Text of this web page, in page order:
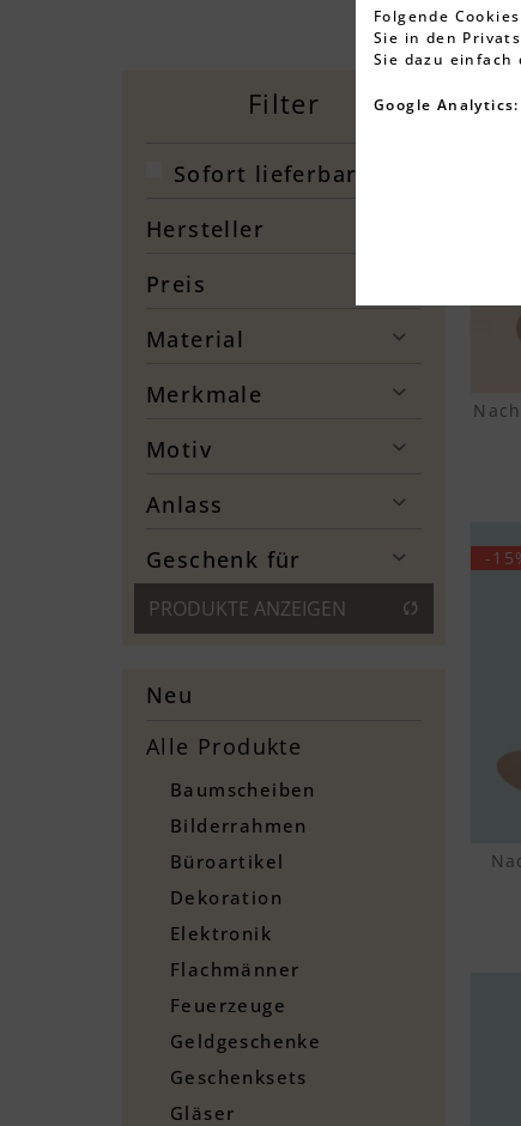
Filter
Sofort lieferbar
Hersteller
Haus der Unikate
Preis
Material
Buche
Merkmale
Mit Geburtsdaten
Motiv
Alpaka
Eule
Feuerwehrauto
Flugzeug
Lokomotive
Mond mit Teddy
Reh
Storch
Teddy
Wolken
Anlass
Geburt
Taufe
Geschenk für
Baby
Kinder
PRODUKTE ANZEIGEN
Neu
Alle Produkte
Baumscheiben
Bilderrahmen
Büroartikel
Dekoration
Elektronik
Flachmänner
Feuerzeuge
Geldgeschenke
Geschenksets
Gläser
-
-
Folgende
Sie in den
Sie dazu
Google Analytics: